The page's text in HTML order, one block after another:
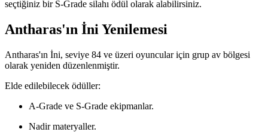
seçtiğiniz bir S-Grade silahı ödül olarak alabilirsiniz.
Antharas'ın İni Yenilemesi
Antharas'ın İni, seviye 84 ve üzeri oyuncular için grup av bölgesi
olarak yeniden düzenlenmiştir.
Elde edilebilecek ödüller:
A-Grade ve S-Grade ekipmanlar.
Nadir materyaller.